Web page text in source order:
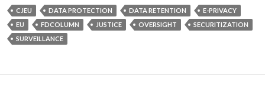
CJEU DATA PROTECTION DATA RETENTION
E-PRIVACY
EU
FDCOLUMN JUSTICE OVERSIGHT
SECURITIZATION
SURVEILLANCE